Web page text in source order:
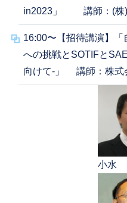
in2023」 講師：(株
16:00〜【招待講演】
への挑戦とSOTIFと
向けて-」 講師：株
小水